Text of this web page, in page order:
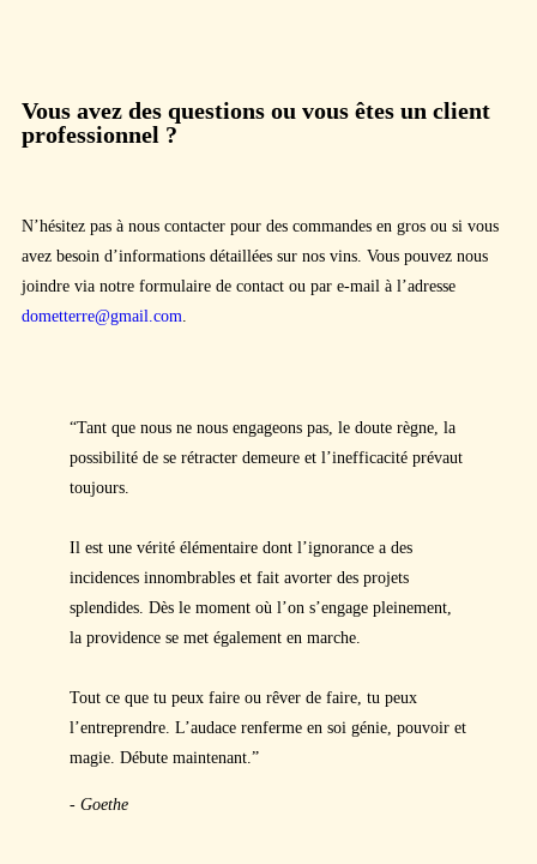
Vous avez des questions ou vous êtes un client
professionnel ?
N’hésitez pas à nous contacter pour des commandes en gros ou si vous
avez besoin d’informations détaillées sur nos vins. Vous pouvez nous
joindre via notre formulaire de contact ou par e-mail à l’adresse
dometterre@gmail.com.
“Tant que nous ne nous engageons pas, le doute règne, la
possibilité de se rétracter demeure et l’inefficacité prévaut
toujours.
Il est une vérité élémentaire dont l’ignorance a des
incidences innombrables et fait avorter des projets
splendides. Dès le moment où l’on s’engage pleinement,
la providence se met également en marche.
Tout ce que tu peux faire ou rêver de faire, tu peux
l’entreprendre. L’audace renferme en soi génie, pouvoir et
magie. Débute maintenant.”
- Goethe